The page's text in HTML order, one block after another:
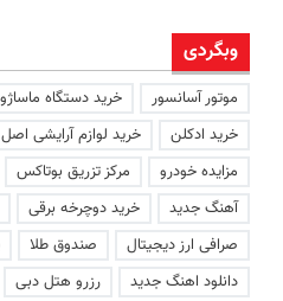
وبگردی
موتور آسانسور خرید دستگاه
خرید ادکلن
خرید لوازم آرایشی اصل
مزایده خودرو
مرکز تزریق بوتاکس
آهنگ جدید
خرید دوچرخه برقی
صرافی ارز دیجیتال
صندوق طلا
دانلود اهنگ جدید
رزرو هتل دبی